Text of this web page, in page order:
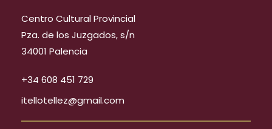
Centro Cultural Provincial
Pza. de los Juzgados, s/n
34001 Palencia
+34 608 451 729
itellotellez@gmail.com